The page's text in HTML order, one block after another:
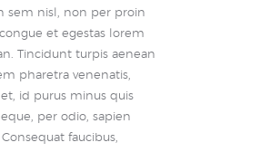
sem nisl, non per proin
et egestas lorem
Tincidunt turpis aenean
pharetra venenatis,
id purus minus quis
per odio, sapien
Consequat faucibus,